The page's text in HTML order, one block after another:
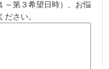
～第３希望日時）、お悩
さい。